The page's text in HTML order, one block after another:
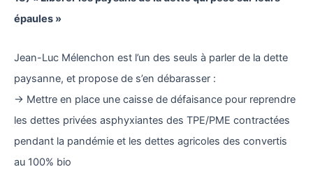
épaules »
Jean-Luc Mélenchon est l’un des seuls à parler de la dette
paysanne, et propose de s’en débarasser :
→ Mettre en place une caisse de défaisance pour reprendre
les dettes privées asphyxiantes des TPE/PME contractées
pendant la pandémie et les dettes agricoles des convertis
au 100% bio